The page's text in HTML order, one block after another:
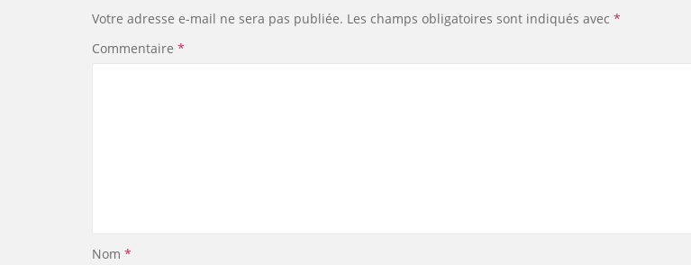
Votre adresse e-mail ne sera pas publiée. Les champs obligatoires sont indiqués avec *
Commentaire *
Nom *